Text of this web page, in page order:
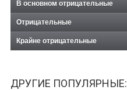
В основном отрицательные
Отрицательные
Крайне отрицательные
ДРУГИЕ ПОПУЛЯРНЫЕ: